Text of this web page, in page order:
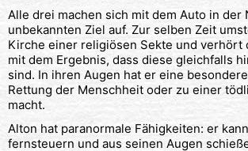
Alle drei machen sich mit dem Auto in der
unbekannten Ziel auf. Zur selben Zeit
Kirche einer religiösen Sekte und verhört
mit dem Ergebnis, dass diese gleichfalls
sind. In ihren Augen hat er eine
Rettung der Menschheit oder zu einer
macht.
Alton hat paranormale Fähigkeiten: er
fernsteuern und aus seinen Augen